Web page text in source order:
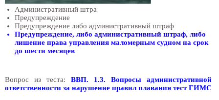
Административный штра
Предупреждение
Предупреждение либо административный штраф
Предупреждение, либо административный штраф, либо
лишение права управления маломерным судном на срок
до шести месяцев
Вопрос из теста: ВВП. 1.3. Вопросы административной
ответственности за нарушение правил плавания тест ГИМС